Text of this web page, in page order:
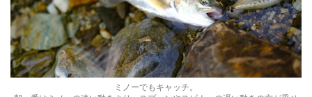
ミノーでもキャッチ。